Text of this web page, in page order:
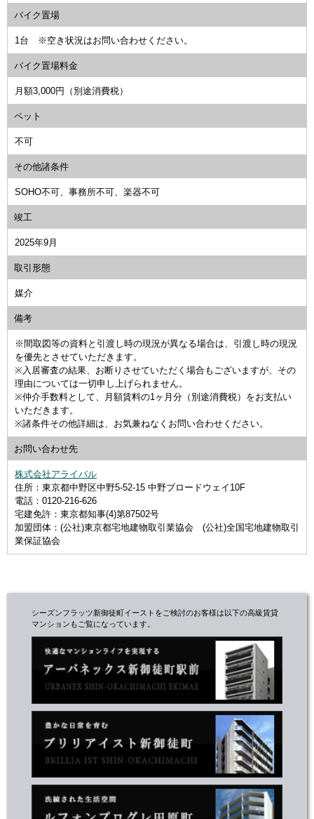
バイク置場
1台 ※空き状況はお問い合わせください。
バイク置場料金
月額3,000円（別途消費税）
ペット
不可
その他諸条件
SOHO不可、事務所不可、楽器不可
竣工
2025年9月
取引形態
媒介
備考
※間取図等の資料と引渡し時の現況が異なる場合は、引渡し時の現況
を優先とさせていただきます。
※入居審査の結果、お断りさせていただく場合もございますが、その
理由については一切申し上げられません。
※仲介手数料として、月額賃料の1ヶ月分（別途消費税）をお支払い
いただきます。
※諸条件その他詳細は、お気兼ねなくお問い合わせください。
お問い合わせ先
株式会社アライバル
住所：東京都中野区中野5-52-15 中野ブロードウェイ10F
電話：0120-216-626
宅建免許：東京都知事(4)第87502号
加盟団体：(公社)東京都宅地建物取引業協会 (公社)全国宅地建物取引
業保証協会
シーズンフラッツ新御徒町イーストをご検討のお客様は以下の高級賃貸
マンションもご覧になっています。